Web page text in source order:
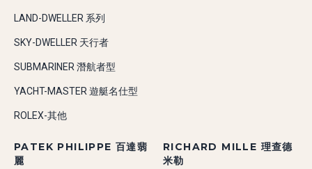
LAND-DWELLER 系列
SKY-DWELLER 天行者
SUBMARINER 潛航者型
YACHT-MASTER 遊艇名仕型
ROLEX-其他
PATEK PHILIPPE 百達翡
麗
RICHARD MILLE 理查德
米勒